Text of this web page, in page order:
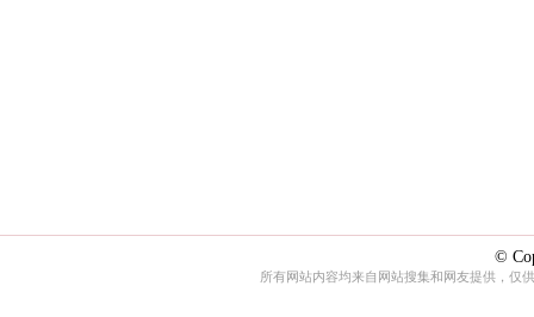
©
所有网站内容均来自网站搜集和网友提供，仅